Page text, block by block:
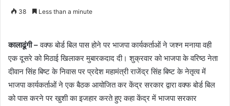
38 Less than a minute
कालाढूंगी –वक्फ बोर्ड बिल पास होने पर भाजपा कार्यकर्ताओं ने जश्न मनाया वही
एक दूसरे को मिठाई खिलाकर मुबारकदाद दी। शुक्रवार को भाजपा के वरिष्ठ नेता
दीवान सिंह बिष्ट के निवास पर प्रदेश महामंत्री राजेंद्र सिंह बिष्ट के नेतृत्व में
भाजपा कार्यकर्ताओं ने एक बैठक आयोजित कर केंद्र सरकार द्वारा वक्फ बोर्ड बिल
को पास करने पर खुशी का इजहार करते हुए कहा केंद्र में भाजपा सरकार